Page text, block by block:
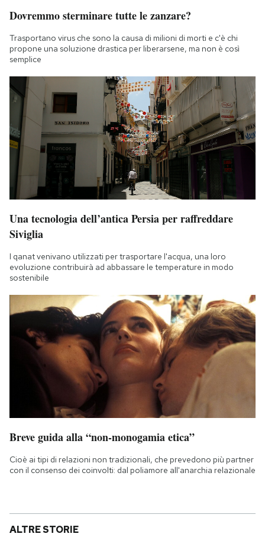
Dovremmo sterminare tutte le zanzare?
Trasportano virus che sono la causa di milioni di morti e c'è chi
propone una soluzione drastica per liberarsene, ma non è così
semplice
Una tecnologia dell’antica Persia per raffreddare
Siviglia
I qanat venivano utilizzati per trasportare l'acqua, una loro
evoluzione contribuirà ad abbassare le temperature in modo
sostenibile
Breve guida alla “non-monogamia etica”
Cioè ai tipi di relazioni non tradizionali, che prevedono più partner
con il consenso dei coinvolti: dal poliamore all'anarchia relazionale
ALTRE STORIE